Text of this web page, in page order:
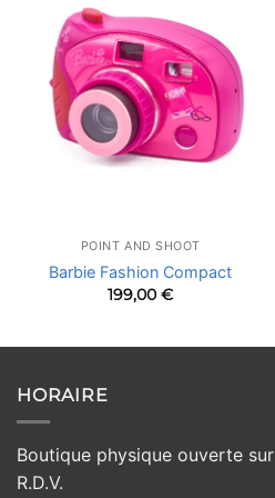
POINT AND SHOOT
Barbie Fashion Compact
199,00€
HORAIRE
Boutique physique ouverte sur
R.D.V.